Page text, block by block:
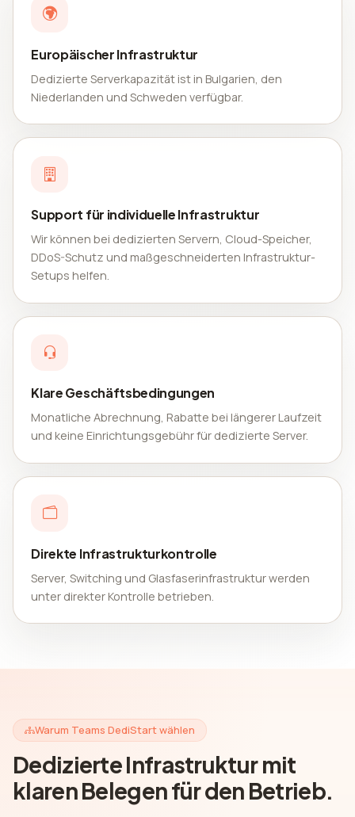
Europäischer Infrastruktur
Dedizierte Serverkapazität ist in Bulgarien, den
Niederlanden und Schweden verfügbar.
Support für individuelle Infrastruktur
Wir können bei dedizierten Servern, Cloud-Speicher,
DDoS-Schutz und maßgeschneiderten Infrastruktur-
Setups helfen.
Klare Geschäftsbedingungen
Monatliche Abrechnung, Rabatte bei längerer Laufzeit
und keine Einrichtungsgebühr für dedizierte Server.
Direkte Infrastrukturkontrolle
Server, Switching und Glasfaserinfrastruktur werden
unter direkter Kontrolle betrieben.
Warum Teams DediStart wählen
Dedizierte Infrastruktur mit
klaren Belegen für den Betrieb.